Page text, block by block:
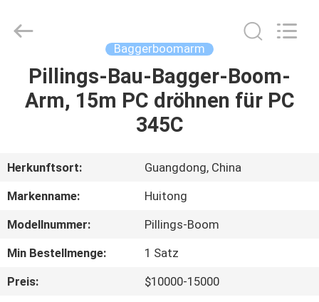
HAUSE
VR-
SHOW
ÜBER
UNS
Reserved.
Baggerboomarm
Pillings-Bau-Bagger-Boom-
Arm, 15m PC dröhnen für PC
345C
Herkunftsort:
Guangdong, China
Markenname:
Huitong
Modellnummer:
Pillings-Boom
Min Bestellmenge:
1 Satz
Preis:
$10000-15000